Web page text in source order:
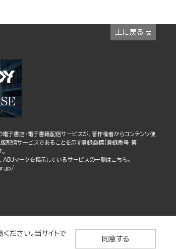
上に戻る
電子書店・電子書籍配信サービスが、著作権者からコンテンツ使
配信サービスであることを示す登録商標(登録番号 第
ABJマークを掲示しているサービスの一覧はこちら。
ください。当サイトで
同意する